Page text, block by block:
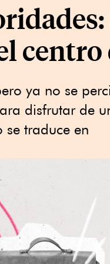
centro
ya no se
disfrutar de
se traduce en